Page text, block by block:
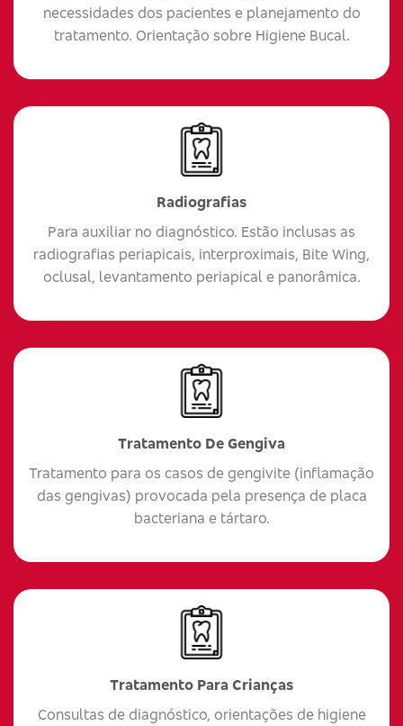
necessidades dos pacientes e planejamento do
tratamento. Orientação sobre Higiene Bucal.
Radiografias
Para auxiliar no diagnóstico. Estão inclusas as
radiografias periapicais, interproximais, Bite Wing,
oclusal, levantamento periapical e panorâmica.
Tratamento De Gengiva
Tratamento para os casos de gengivite (inflamação
das gengivas) provocada pela presença de placa
bacteriana e tártaro.
Tratamento Para Crianças
Consultas de diagnóstico, orientações de higiene